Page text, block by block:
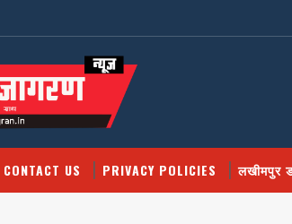
CONTACT US PRIVACY POLICIES लखीमपुर